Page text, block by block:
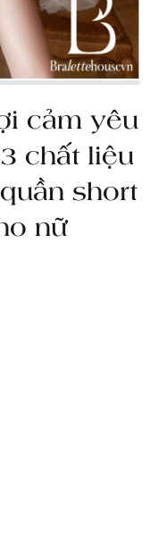
cảm yêu
chất liệu
short
nữ